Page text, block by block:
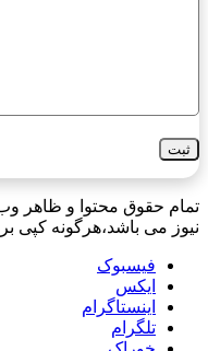
تمام حقوق محتوا و ظاهر
نیوز می باشد،هرگونه کپی
فیسبوک
ایکس
اینستاگرام
تلگرام